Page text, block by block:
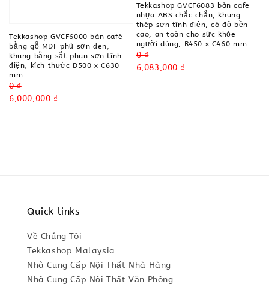
Tekkashop GVCF6000 bàn café
bằng gỗ MDF phủ sơn đen,
khung bằng sắt phun sơn tĩnh
điện, kích thước D500 x C630
mm
Regular
price
0 ₫
Sale
6,000,000 ₫
Tekkashop GVCF6083 bàn cafe
nhựa ABS chắc chắn, khung
thép sơn tĩnh điện, có độ bền
cao, an toàn cho sức khỏe
người dùng, R450 x C460 mm
Regular
price
0 ₫
Sale
6,083,000 ₫
Quick links
Về Chúng Tôi
Tekkashop Malaysia
Nhà Cung Cấp Nội Thất Nhà Hàng
Nhà Cung Cấp Nội Thất Văn Phòng